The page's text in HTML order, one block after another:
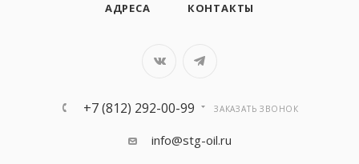
АДРЕСА
КОНТАКТЫ
+7 (812) 292-00-99 ЗАКАЗАТЬ ЗВОНОК
info@stg-oil.ru